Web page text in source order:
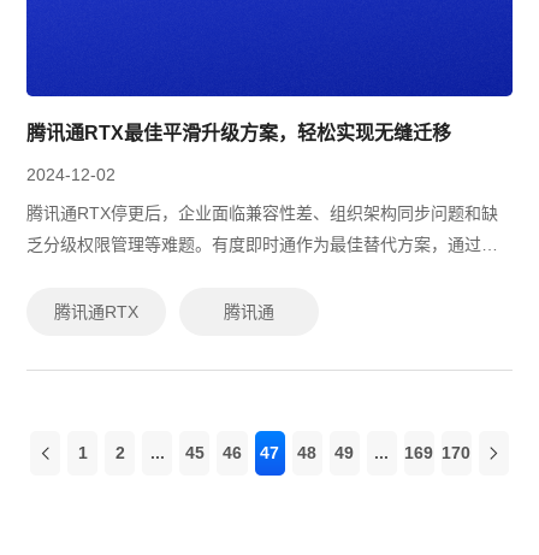
腾讯通RTX最佳平滑升级方案，轻松实现无缝迁移
2024-12-02
腾讯通RTX停更后，企业面临兼容性差、组织架构同步问题和缺
乏分级权限管理等难题。有度即时通作为最佳替代方案，通过高
构同步及灵活权限管理，帮助企业...
腾讯通RTX 腾讯通
1 2 ... 45 46 47 48 49 ... 169 170